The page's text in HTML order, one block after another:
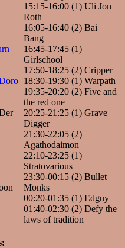
15:15-16:00 (1) Uli Jon
Roth
16:05-16:40 (2) Bai
Bang
16:45-17:45 (1)
Girlschool
17:50-18:25 (2) Cripper
18:30-19:30 (1) Warpath
19:35-20:20 (2) Five and
the red one
20:25-21:25 (1) Grave
Digger
21:30-22:05 (2)
Agathodaimon
22:10-23:25 (1)
Stratovarious
23:30-00:15 (2) Bullet
Monks
00:20-01:35 (1) Edguy
01:40-02:30 (2) Defy the
laws of tradition